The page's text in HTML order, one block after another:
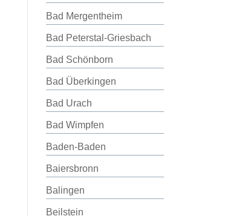
Bad Mergentheim
Bad Peterstal-Griesbach
Bad Schönborn
Bad Überkingen
Bad Urach
Bad Wimpfen
Baden-Baden
Baiersbronn
Balingen
Beilstein